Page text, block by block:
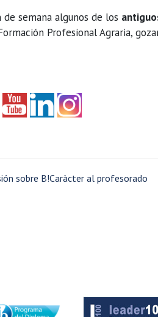
de semana algunos de los
Profesional Agraria,
sobre B!Caràcter al profesorado